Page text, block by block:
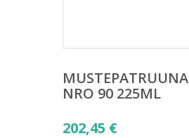
NRO 90 225ML
202,45 €